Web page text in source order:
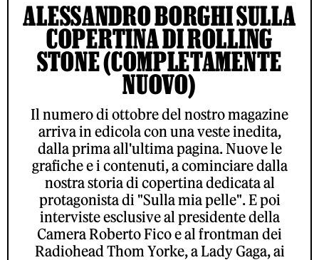
ALESSANDRO BORGHI SULLA
COPERTINA DI ROLLING
STONE (COMPLETAMENTE
NUOVO)
Il numero di ottobre del nostro magazine
arriva in edicola con una veste inedita,
dalla prima all'ultima pagina. Nuove le
grafiche e i contenuti, a cominciare dalla
nostra storia di copertina dedicata al
protagonista di "Sulla mia pelle". E poi
interviste esclusive al presidente della
Camera Roberto Fico e al frontman dei
Radiohead Thom Yorke, a Lady Gaga, ai